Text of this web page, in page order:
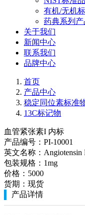
有机/无机
药典系列产
关于我们
新闻中心
联系我们
品牌中心
首页
产品中心
稳定同位素标准
13C标记物
血管紧张素I 内标
产品编号： PI-10001
英文名称：
包装规格： 1mg
价格： 5000
货期： 现货
产品详情